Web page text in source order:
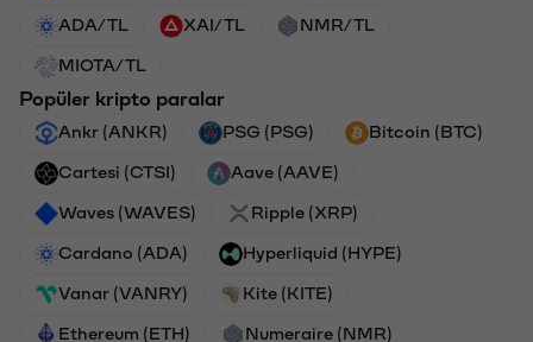
ADA/TL XAI/TL NMR/TL
MIOTA/TL
Popüler kripto paralar
Ankr (ANKR) PSG (PSG) Bitcoin (BTC)
Cartesi (CTSI) Aave (AAVE)
Waves (WAVES) Ripple (XRP)
Cardano (ADA) Hyperliquid (HYPE)
Vanar (VANRY) Kite (KITE)
Ethereum (ETH) Numeraire (NMR)